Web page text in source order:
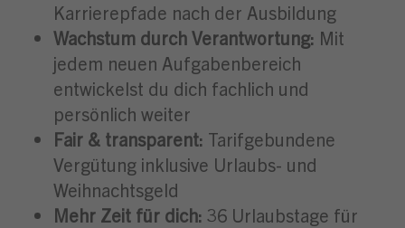
Karrierepfade nach der Ausbildung
Wachstum durch Verantwortung: Mit
jedem neuen Aufgabenbereich
entwickelst du dich fachlich und
persönlich weiter
Fair & transparent: Tarifgebundene
Vergütung inklusive Urlaubs- und
Weihnachtsgeld
Mehr Zeit für dich: 36 Urlaubstage für